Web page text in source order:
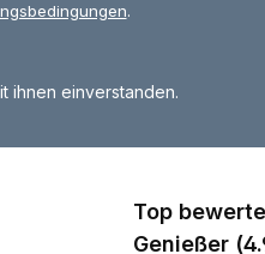
.
ihnen einverstanden.
Top
Genießer